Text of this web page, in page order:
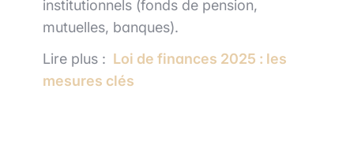
institutionnels (fonds de pension,
mutuelles, banques).
Lire plus : Loi de finances 2025 : les
mesures clés